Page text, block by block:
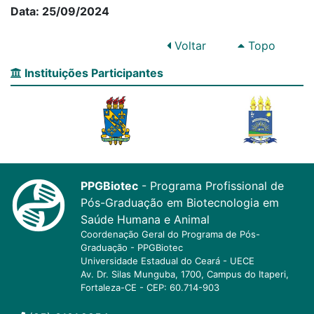
Data: 25/09/2024
Voltar
Topo
Instituições Participantes
PPGBiotec - Programa Profissional de
Pós-Graduação em Biotecnologia em
Saúde Humana e Animal
Coordenação Geral do Programa de Pós-
Graduação - PPGBiotec
Universidade Estadual do Ceará - UECE
Av. Dr. Silas Munguba, 1700, Campus do Itaperi,
Fortaleza-CE - CEP: 60.714-903